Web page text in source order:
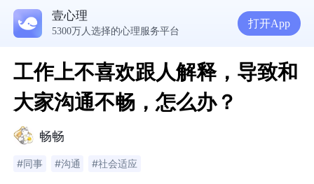
壹心理
5300万人选择的心理服务平台
打开App
工作上不喜欢跟人解释，导致和
大家沟通不畅，怎么办？
畅畅
#同事 #沟通 #社会适应